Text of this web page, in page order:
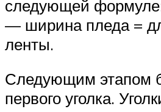
следующей
— ширина пледа =
ленты.
Следующим этапом
первого уголка.